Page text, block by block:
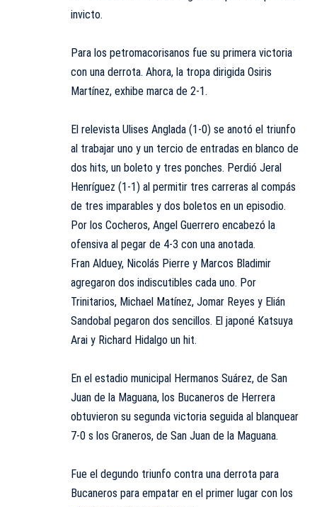
invicto.
Para los petromacorisanos fue su primera victoria
con una derrota. Ahora, la tropa dirigida Osiris
Martínez, exhibe marca de 2-1.
El relevista Ulises Anglada (1-0) se anotó el triunfo
al trabajar uno y un tercio de entradas en blanco de
dos hits, un boleto y tres ponches. Perdió Jeral
Henríguez (1-1) al permitir tres carreras al compás
de tres imparables y dos boletos en un episodio.
Por los Cocheros, Angel Guerrero encabezó la
ofensiva al pegar de 4-3 con una anotada.
Fran Alduey, Nicolás Pierre y Marcos Bladimir
agregaron dos indiscutibles cada uno. Por
Trinitarios, Michael Matínez, Jomar Reyes y Elián
Sandobal pegaron dos sencillos. El japoné Katsuya
Arai y Richard Hidalgo un hit.
En el estadio municipal Hermanos Suárez, de San
Juan de la Maguana, los Bucaneros de Herrera
obtuvieron su segunda victoria seguida al blanquear
7-0 s los Graneros, de San Juan de la Maguana.
Fue el degundo triunfo contra una derrota para
Bucaneros para empatar en el primer lugar con los